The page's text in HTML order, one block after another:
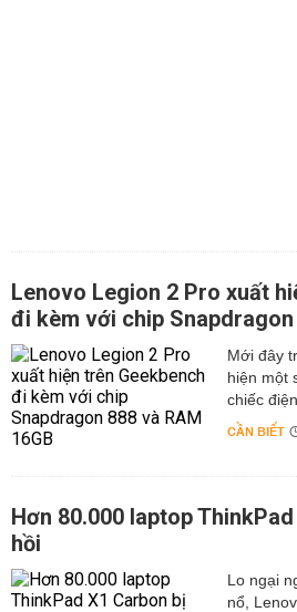
Lenovo Legion 2 Pro xuất
đi kèm với chip Snapdragon
Mới đây
hiện một
chiếc
CẦN BIẾT
Hơn 80.000 laptop
hồi
Lo ngại
nổ,